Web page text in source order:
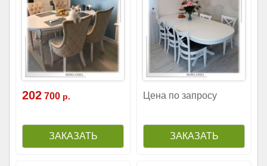
202 700 р. Цена по запросу